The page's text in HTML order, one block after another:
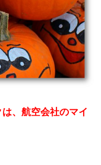
、航空会社のマイ